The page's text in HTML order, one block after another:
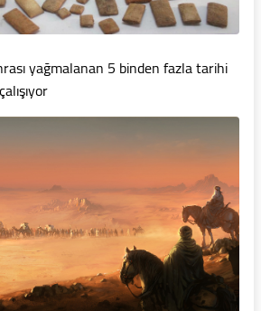
yağmalanan 5 binden fazla tarihi